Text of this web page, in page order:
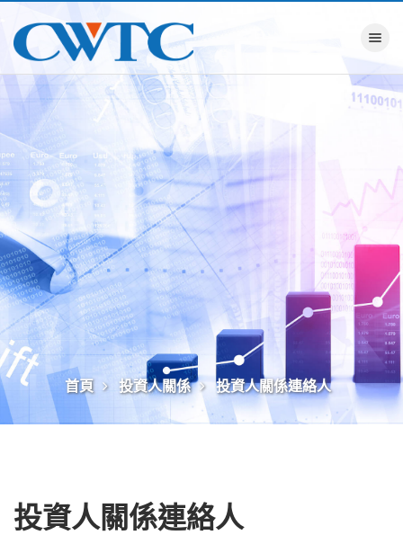
Toggle
首頁 投資人關係 投資人關係連絡人
投資人關係連絡人